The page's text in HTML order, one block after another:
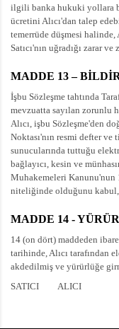
ilgili banka hukuki yollara
ücretini Alıcı'dan talep
temerrüde düşmesi halinde,
Satıcı'nın uğradığı zarar
MADDE 13 –
İşbu Sözleşme tahtında
mevzuatta sayılan zorunlu
Alıcı, işbu Sözleşme'den
Noktası'nın resmi defter
sunucularında tuttuğu
bağlayıcı, kesin ve
Muhakemeleri Kanunu'nun
niteliğinde olduğunu kabul,
MADDE 14 -
14 (on dört) maddeden
tarihinde, Alıcı tarafından
akdedilmiş ve yürürlüğe
SATICI
ALICI